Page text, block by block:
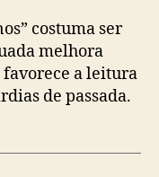
costuma ser
melhora
a leitura
de passada.